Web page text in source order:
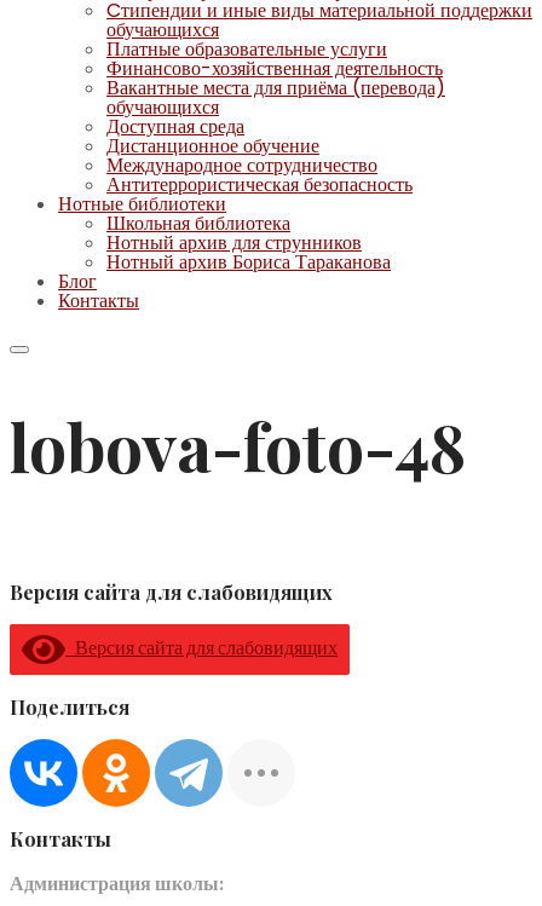
Cтипендии и иные виды материальной поддержки
обучающихся
Платные образовательные услуги
Финансово-хозяйственная деятельность
Вакантные места для приёма (перевода)
обучающихся
Доступная среда
Дистанционное обучение
Международное сотрудничество
Антитеррористическая безопасность
Нотные библиотеки
Школьная библиотека
Нотный архив для струнников
Нотный архив Бориса Тараканова
Блог
Контакты
lobova-foto-48
Версия сайта для слабовидящих
Версия сайта для слабовидящих
Поделиться
Контакты
Администрация школы: